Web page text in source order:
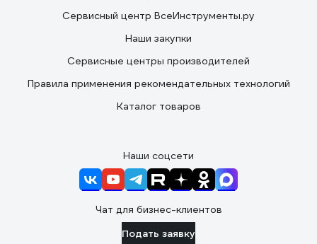
Сервисный центр ВсеИнструменты.ру
Наши закупки
Сервисные центры производителей
Правила применения рекомендательных технологий
Каталог товаров
Наши соцсети
Чат для бизнес-клиентов
Подать заявку